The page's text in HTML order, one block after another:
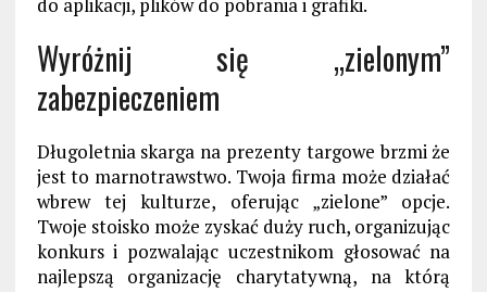
do aplikacji, plików do pobrania i grafiki.
Wyróżnij się „zielonym”
zabezpieczeniem
Długoletnia skarga na prezenty targowe brzmi że
jest to marnotrawstwo. Twoja firma może działać
wbrew tej kulturze, oferując „zielone” opcje.
Twoje stoisko może zyskać duży ruch, organizując
konkurs i pozwalając uczestnikom głosować na
najlepszą organizację charytatywną, na którą